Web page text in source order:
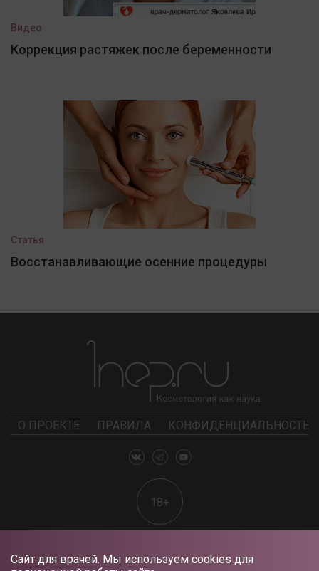
Сайт для врачей. Мы используем cookies для
Видео
Коррекция растяжек после беременности
Статья
Восстанавливающие осенние процедуры
О ПРОЕКТЕ ПРАВИЛА КОНФИДЕНЦИАЛЬНОСТЬ
18+